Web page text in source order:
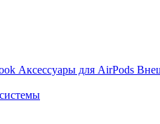
Аксессуары для AirPods